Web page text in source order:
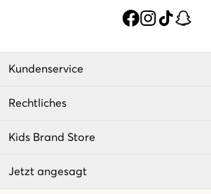
Kundenservice
Rechtliches
Kids Brand Store
Jetzt angesagt